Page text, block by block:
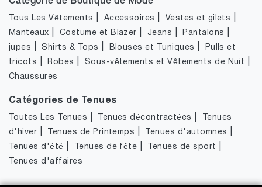
Tous Les Vêtements Accessoires Vestes et gilets
Manteaux Costume et Blazer Jeans Pantalons
jupes |Shirts & Tops Blouses et Tuniques
Pulls et
tricots
Robes Sous-vêtements et Vêtements de Nuit
Chaussures
Catégories de Tenues
Toutes Les Tenues Tenues décontractées
Tenues
d'hiver
Tenues de Printemps Tenues d'automnes
Tenues d'été Tenues de fête Tenues de sport
Tenues d'affaires